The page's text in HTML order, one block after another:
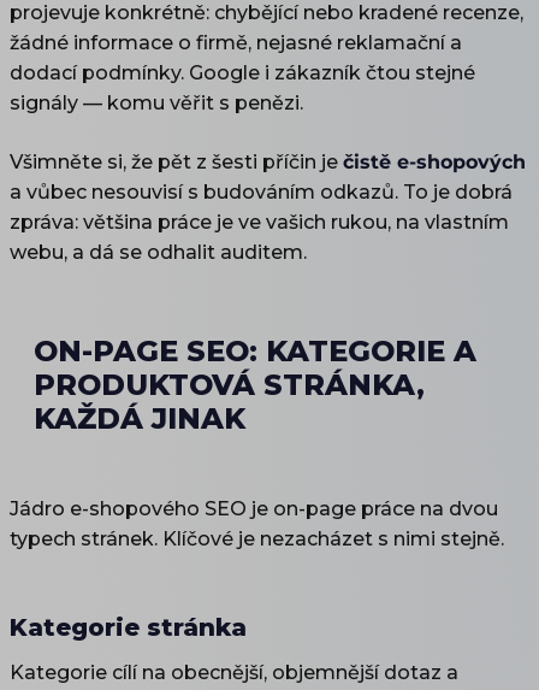
projevuje konkrétně: chybějící nebo kradené recenze,
žádné informace o firmě, nejasné reklamační a
dodací podmínky. Google i zákazník čtou stejné
signály — komu věřit s penězi.
Všimněte si, že pět z šesti příčin je čistě e-shopových
a vůbec nesouvisí s budováním odkazů. To je dobrá
zpráva: většina práce je ve vašich rukou, na vlastním
webu, a dá se odhalit auditem.
ON-PAGE SEO: KATEGORIE A
PRODUKTOVÁ STRÁNKA,
KAŽDÁ JINAK
Jádro e-shopového SEO je on-page práce na dvou
typech stránek. Klíčové je nezacházet s nimi stejně.
Kategorie stránka
Kategorie cílí na obecnější, objemnější dotaz a